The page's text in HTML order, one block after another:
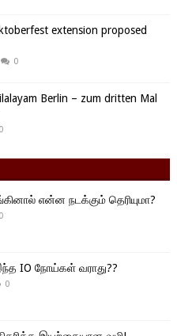
extension proposed
0
Berlin – zum dritten Mal
0
என்ன நடக்கும் தெரியுமா?
0
IO நோய்கள் வராது??
0